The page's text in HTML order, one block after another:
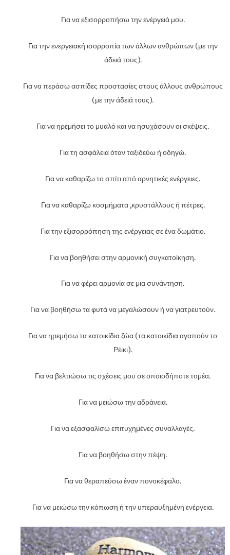
Για να εξισορροπήσω την ενέργειά μου.
Για την ενεργειακή ισορροπία των άλλων ανθρώπων (με την
άδειά τους).
Για να περάσω ασπίδες προστασίες στους άλλους ανθρώπους
(με την άδειά τους).
Για να ηρεμήσει το μυαλό και να ησυχάσουν οι σκέψεις.
Για τη ασφάλεια όταν ταξιδεύω ή οδηγώ.
Για να καθαρίζω το σπίτι από αρνητικές ενέργειες.
Για να καθαρίζω κοσμήματα ,κρυστάλλους ή πέτρες.
Για την εξισορρόπηση της ενέργειας σε ένα δωμάτιο.
Για να βοηθήσει στην αρμονική συγκατοίκηση.
Για να φέρει αρμονία σε μια συνάντηση.
Για να βοηθήσω τα φυτά να μεγαλώσουν ή να γιατρευτούν.
Για να ηρεμήσω τα κατοικίδια ζώα (τα κατοικίδια αγαπούν το
Ρέικι).
Για να βελτιώσω τις σχέσεις μου σε οποιοδήποτε τομέα.
Για να μειώσω την αδράνεια.
Για να εξασφαλίσω επιτυχημένες συναλλαγές.
Για να βοηθήσω στην πέψη.
Για να θεραπεύσω έναν πονοκέφαλο.
Για να μειώσω την κόπωση ή την υπεραυξημένη ενέργεια.